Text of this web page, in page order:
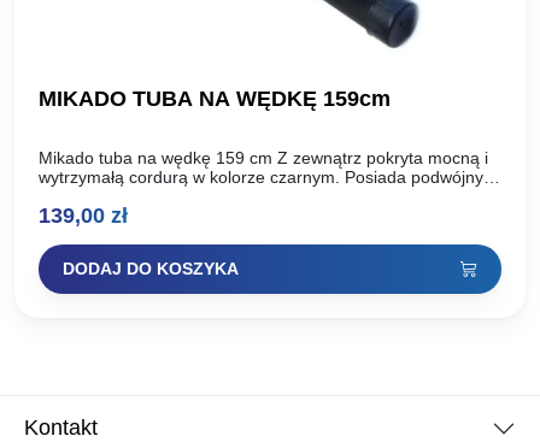
MIKADO TUBA NA WĘDKĘ 159cm
Mikado tuba na wędkę 159 cm Z zewnątrz pokryta mocną i
wytrzymałą cordurą w kolorze czarnym. Posiada podwójny
139,00 zł
DODAJ DO KOSZYKA
Kontakt